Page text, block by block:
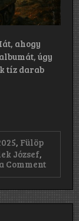
ahogy
úgy
tíz darab
, Fülöp
József,
Commenton